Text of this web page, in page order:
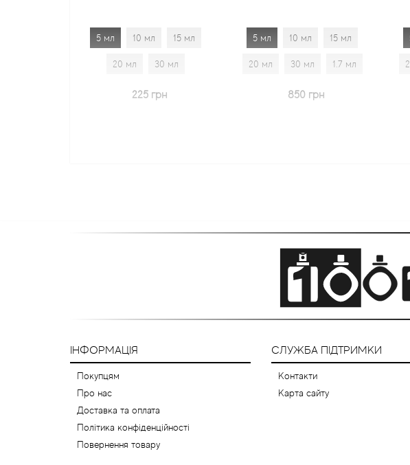
15 мл 5 мл 15 мл
1.7 мл
5 мл
20 мл
ІНФОРМАЦІЯ
Покупцям
Про нас
Доставка та оплата
Політика конфіденційності
Повернення товару
СЛУЖБА ПІДТРИМКИ
Контакти
Карта сайту